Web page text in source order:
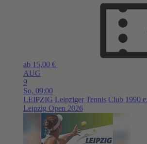
ab 15,00 €
AUG
9
So, 09:00
LEIPZIG Leipziger Tennis Club 1990
Leipzig Open 2026